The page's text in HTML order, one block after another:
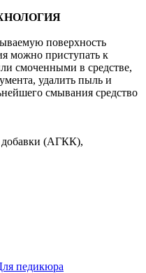
поверхность
можно приступать к
смоченными в средстве,
удалить пыль и
смывания средство
(АГКК),
педикюра